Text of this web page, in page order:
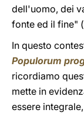
dell'uomo, dei
fonte ed il fine" (
In questo
Populorum
ricordiamo
mette in
essere